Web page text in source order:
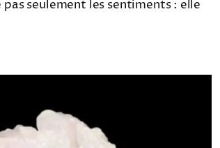
seulement les sentiments : elle